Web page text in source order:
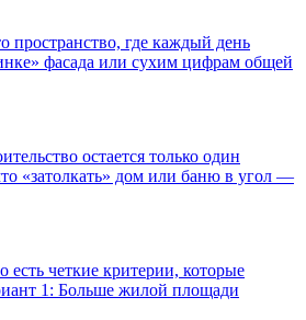
пространство, где каждый день
фасада или сухим цифрам общей
остается только один
«затолкать» дом или баню в угол —
четкие критерии, которые
1: Больше жилой площади